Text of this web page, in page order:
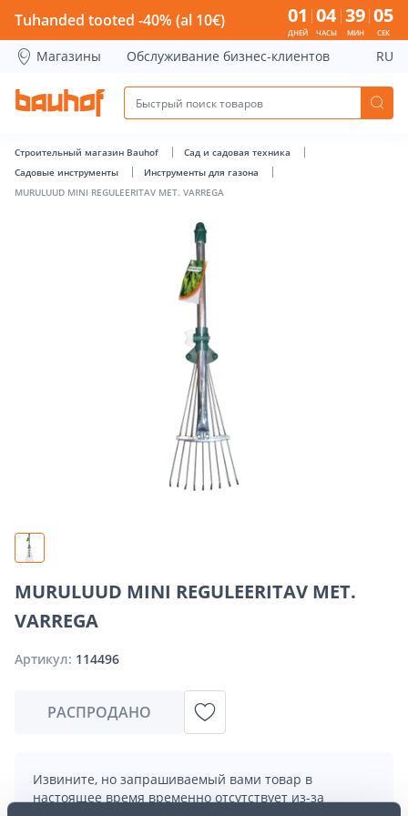
MURULUUD MINI REGULEERITAV MET. VARREGA - Bauhof
Tuhanded tooted -40% (al 10€) 01
ДНЕЙ
04
ЧАСЫ
39
МИН
04
СЕК
Магазины Обслуживание бизнес-клиентов RU
Строительный магазин Bauhof
Сад и садовая техника
Садовые инструменты
Инструменты для газона
MURULUUD MINI REGULEERITAV MET. VARREGA
MURULUUD MINI REGULEERITAV MET.
VARREGA
Артикул: 114496
РАСПРОДАНО
Извините, но запрашиваемый вами товар в
настоящее время временно отсутствует из-за